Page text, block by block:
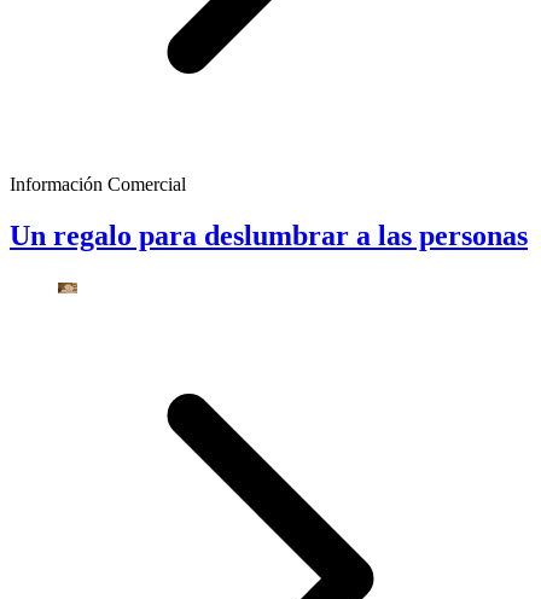
Información Comercial
Un regalo para deslumbrar a las personas